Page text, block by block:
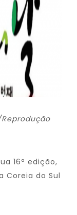
16ª edição,
Coreia do Sul